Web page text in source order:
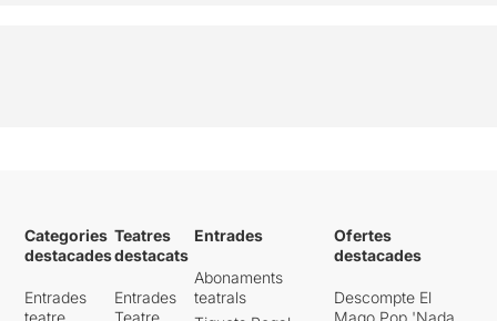
Categories
destacades
Entrades
Teatres
destacats
Entrades
Entrades
Abonaments
teatrals
Ofertes
destacades
Descompte El